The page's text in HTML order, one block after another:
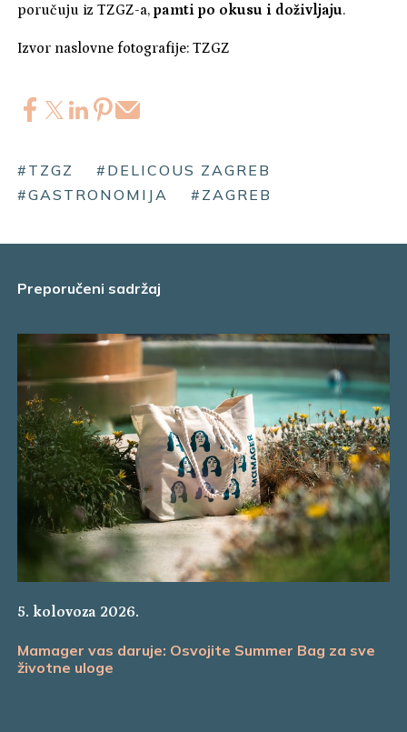
poručuju iz TZGZ-a,pamti po okusu i doživljaju.
Izvor naslovne fotografije: TZGZ
#TZGZ
#DELICOUS ZAGREB
#GASTRONOMIJA
#ZAGREB
Preporučeni sadržaj
5. kolovoza 2026.
Mamager vas daruje: Osvojite Summer Bag za sve
životne uloge